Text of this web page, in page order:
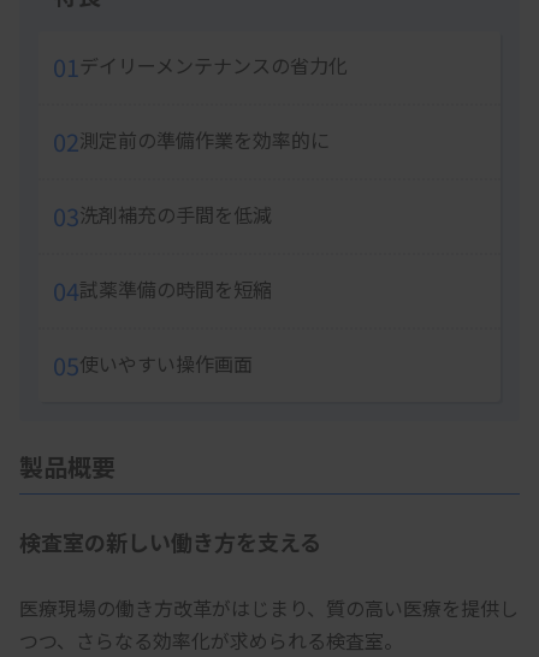
01デイリーメンテナンスの省力化
02測定前の準備作業を効率的に
03洗剤補充の手間を低減
04試薬準備の時間を短縮
05使いやすい操作画面
製品概要
検査室の新しい働き方を支える
医療現場の働き方改革がはじまり、質の高い医療を提供し
つつ、さらなる効率化が求められる検査室。